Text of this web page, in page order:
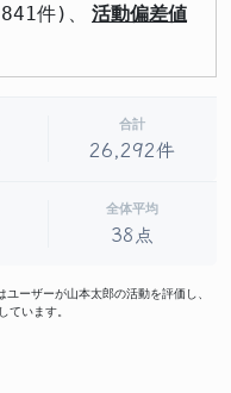
件)、
活動偏差値
合計
26,292件
全体平均
38点
ーザーが山本太郎の活動を評価し、
ています。